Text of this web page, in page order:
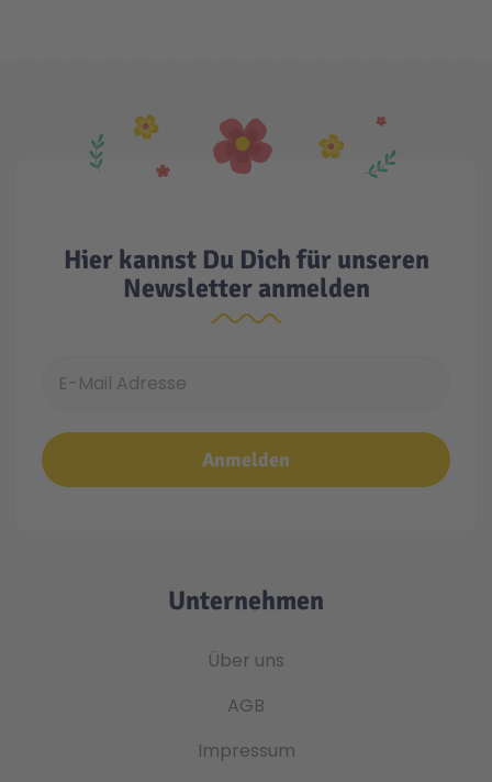
Hier kannst Du Dich für unseren
Newsletter anmelden
Anmelden
Unternehmen
Über uns
AGB
Impressum